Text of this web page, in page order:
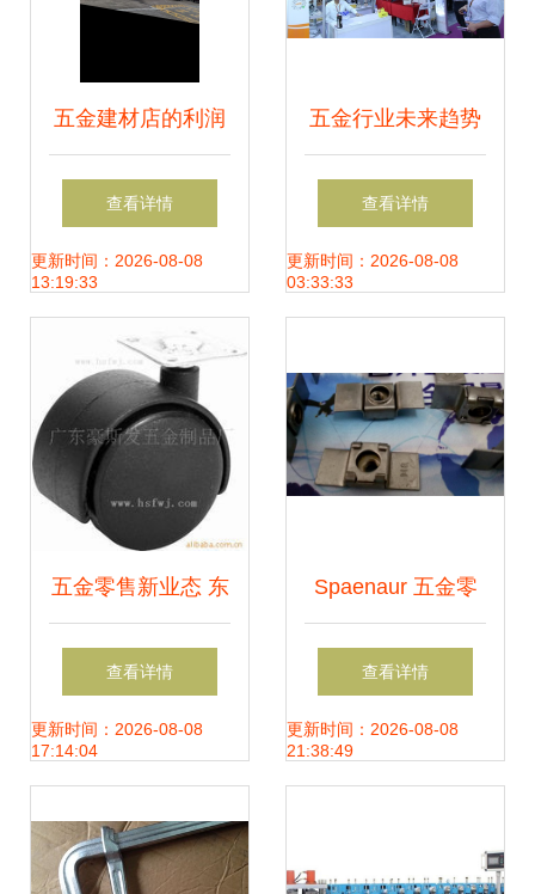
五金建材店的利润
大全与新手进货指
南
查看详情
更新时间：2026-08-08
13:19:33
五金行业未来趋势
浅析 从亘钰金属制
品总经理廖玉龙专
查看详情
更新时间：2026-08-08
03:33:33
五金零售新业态 东
商网“广州市豪斯发
五金”的产品矩阵与
查看详情
更新时间：2026-08-08
17:14:04
Spaenaur 五金零
售的可靠之选
查看详情
更新时间：2026-08-08
21:38:49